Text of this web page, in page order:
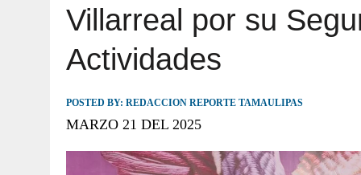
JULIO 30, 2026 | TAMAULIPAS TE INVITA A DESCUBRIR EL
Villarreal por su
Actividades
POSTED BY: REDACCION REPORTE TAMAULIPAS
MARZO 21 DEL 2025